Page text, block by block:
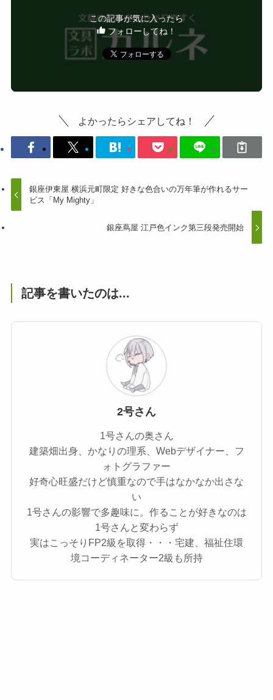
この記事が気に入ったら
フォローしてね！
よかったらシェアしてね！
銀座伊東屋 横浜元町限定 好きな色合いの万年筆が作れるサー
ビス「My Mighty」
銀座蔦屋 江戸色インク第三段発売開始
記事を書いたのは...
2号さん
1号さんの奥さん
建築畑出身、かなりの理系、Webデザイナー、フ
ォトグラファー
好奇心旺盛だけど慎重なので手はなかなか出さな
い
1号さんの影響で多趣味に。作ることが好きなのは
1号さんと変わらず
実はこっそりFP2級を取得・・・宅建、福祉住環
境コーディネーター2級も所持